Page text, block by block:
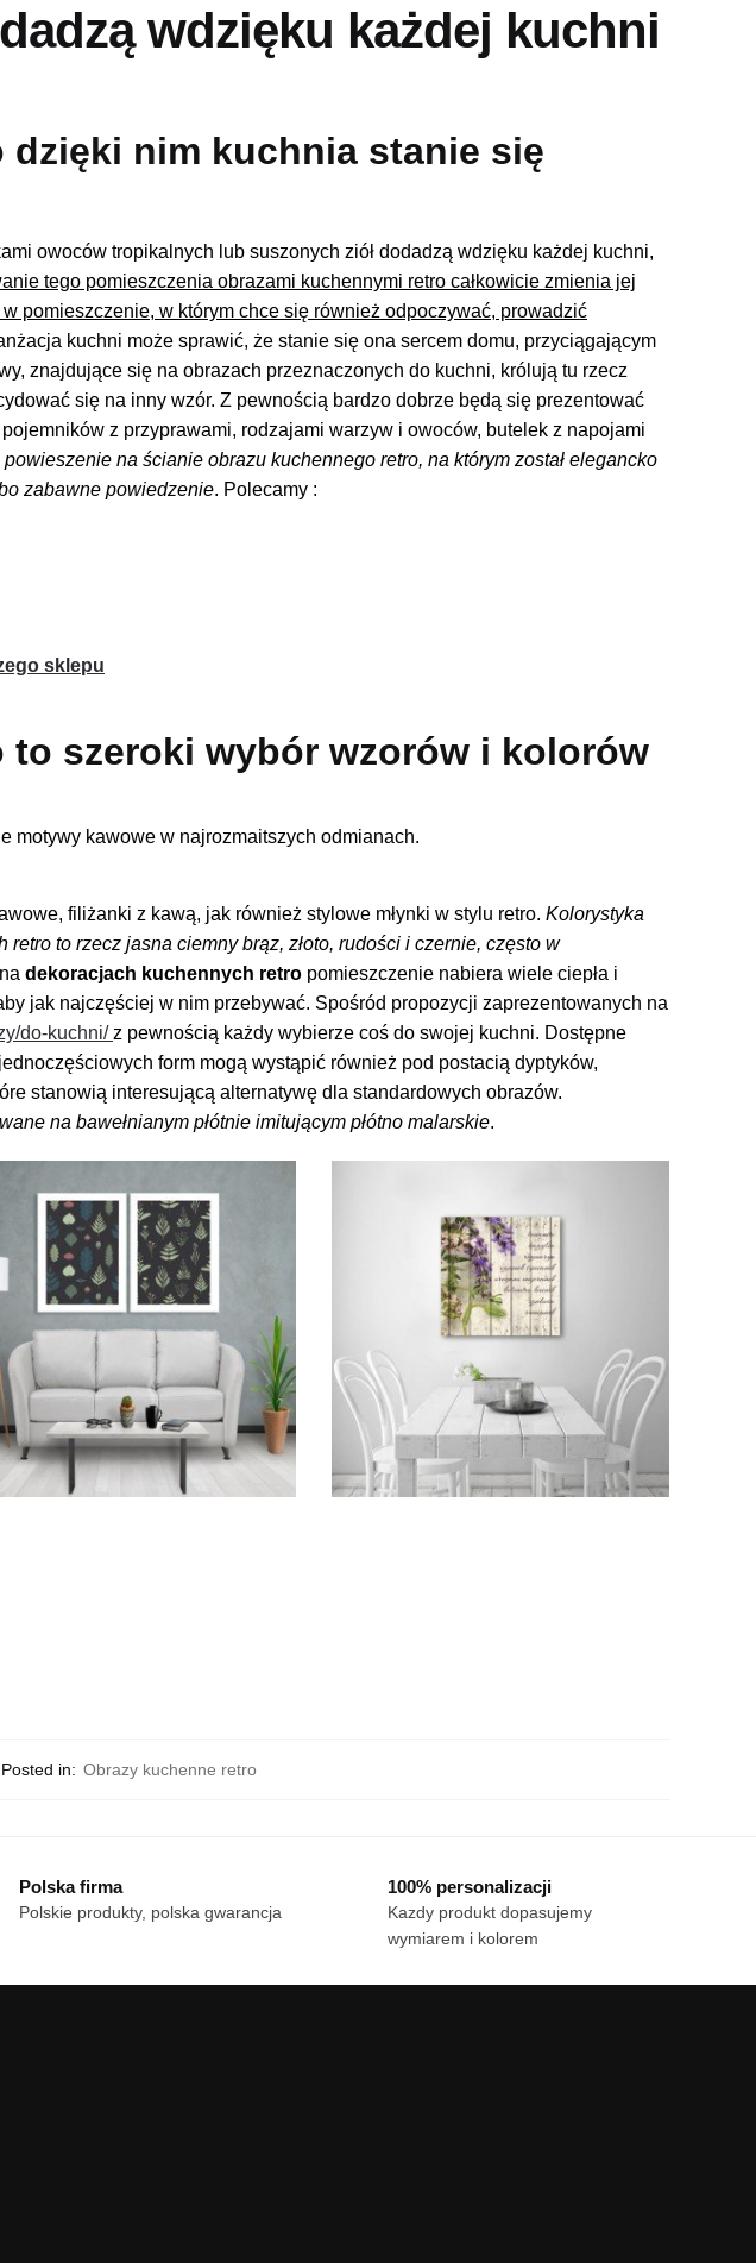
wdzięku każdej kuchni
dzięki nim kuchnia stanie się
owoców tropikalnych lub suszonych ziół dodadzą wdzięku każdej kuchni,
tego pomieszczenia obrazami kuchennymi retro całkowicie zmienia jej
pomieszczenie, w którym chce się również odpoczywać, prowadzić
kuchni może sprawić, że stanie się ona sercem domu, przyciągającym
znajdujące się na obrazach przeznaczonych do kuchni, królują tu rzecz
się na inny wzór. Z pewnością bardzo dobrze będą się prezentować
z przyprawami, rodzajami warzyw i owoców, butelek z napojami
powieszenie na ścianie obrazu kuchennego retro, na którym został elegancko
zabawne powiedzenie. Polecamy :
sklepu
to szeroki wybór wzorów i kolorów
motywy kawowe w najrozmaitszych odmianach.
filiżanki z kawą, jak również stylowe młynki w stylu retro. Kolorystyka
to rzecz jasna ciemny brąz, złoto, rudości i czernie, często w
dekoracjach kuchennych retro pomieszczenie nabiera wiele ciepła i
jak najczęściej w nim przebywać. Spośród propozycji zaprezentowanych na
do-kuchni/z pewnością każdy wybierze coś do swojej kuchni. Dostępne
form mogą wystąpić również pod postacią dyptyków,
stanowią interesującą alternatywę dla standardowych obrazów.
na bawełnianym płótnie imitującym płótno malarskie.
Posted in: Obrazy kuchenne retro
Polska firma
Polskie produkty, polska gwarancja
100% personalizacji
Kazdy produkt dopasujemy
wymiarem i kolorem